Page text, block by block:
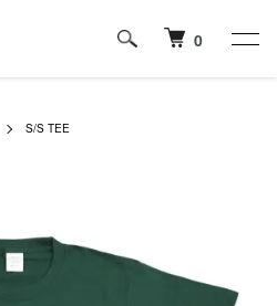
0
S/S TEE